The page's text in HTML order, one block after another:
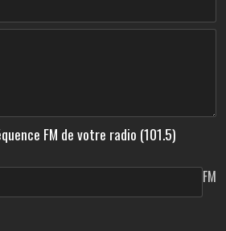
FM de votre radio (101.5)
FM